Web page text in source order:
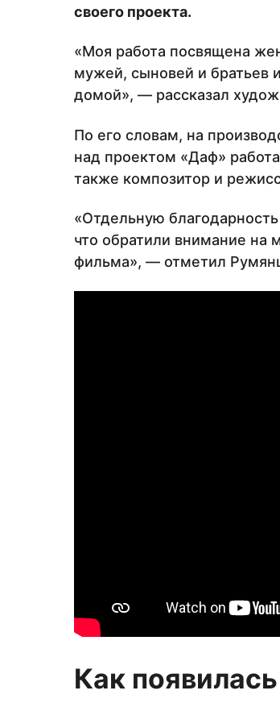
своего проекта.
«Моя работа посвящена
мужей, сыновей и братьев
домой», — рассказал
По его словам, на
над проектом «Даф»
также композитор и
«Отдельную
что обратили внимание
фильма», — отметил
Как